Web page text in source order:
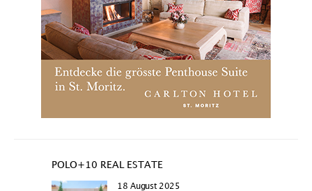
POLO+10 REAL ESTATE
18 August 2025